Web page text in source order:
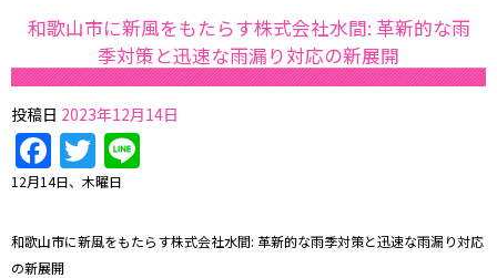
和歌山市に新風をもたらす株式会社水間: 革新的な雨
季対策と迅速な雨漏り対応の新展開
投稿日 2023年12月14日
Facebook
Twitter
12月14日、木曜日
和歌山市に新風をもたらす株式会社水間: 革新的な雨季対策と迅速な雨漏り対応
の新展開